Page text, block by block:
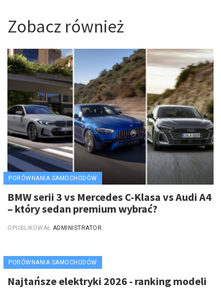
Zobacz również
PORÓWNANIA SAMOCHODÓW
BMW serii 3 vs Mercedes C-Klasa vs Audi A4
– który sedan premium wybrać?
OPUBLIKOWAŁ ADMINISTRATOR
PORÓWNANIA SAMOCHODÓW
Najtańsze elektryki 2026 - ranking modeli